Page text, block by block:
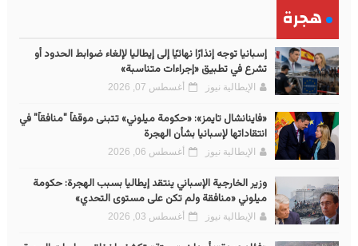
هجرة
إسبانيا توجه إنذارًا نهائيًا إلى إيطاليا لإلغاء ضوابط الحدود أو
تشرع في تطبيق «إجراءات متناسبة»
الإيطالية نيوز أغسطس 07, 2026
«فاينانشال تايمز»: «حكومة ميلوني» تتبنى موقفاً "منافقاً" في
انتقاداتها لإسبانيا بشأن الهجرة
الإيطالية نيوز أغسطس 06, 2026
وزير الخارجية الإسباني ينتقد إيطاليا بسبب الهجرة: حكومة
ميلوني «منافقة ولم تكن على مستوى التحدي»
الإيطالية نيوز أغسطس 03, 2026